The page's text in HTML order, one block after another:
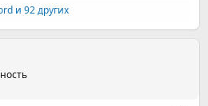
и 92 других